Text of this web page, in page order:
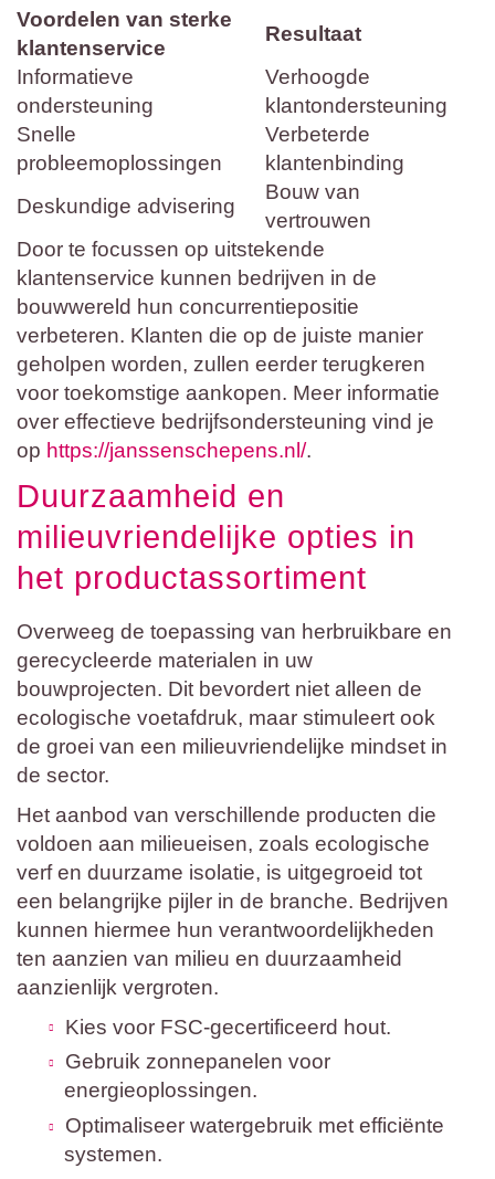
Voordelen van sterke
klantenservice
Resultaat
Informatieve
ondersteuning
Verhoogde
klantondersteuning
Snelle
probleemoplossingen
Verbeterde
klantenbinding
Deskundige advisering
Bouw van
vertrouwen
Door te focussen op uitstekende
klantenservice kunnen bedrijven in de
bouwwereld hun concurrentiepositie
verbeteren. Klanten die op de juiste manier
geholpen worden, zullen eerder terugkeren
voor toekomstige aankopen. Meer informatie
over effectieve bedrijfsondersteuning vind je
op https://janssenschepens.nl/.
Duurzaamheid en
milieuvriendelijke opties in
het productassortiment
Overweeg de toepassing van herbruikbare en
gerecycleerde materialen in uw
bouwprojecten. Dit bevordert niet alleen de
ecologische voetafdruk, maar stimuleert ook
de groei van een milieuvriendelijke mindset in
de sector.
Het aanbod van verschillende producten die
voldoen aan milieueisen, zoals ecologische
verf en duurzame isolatie, is uitgegroeid tot
een belangrijke pijler in de branche. Bedrijven
kunnen hiermee hun verantwoordelijkheden
ten aanzien van milieu en duurzaamheid
aanzienlijk vergroten.
Kies voor FSC-gecertificeerd hout.
Gebruik zonnepanelen voor
energieoplossingen.
Optimaliseer watergebruik met efficiënte
systemen.